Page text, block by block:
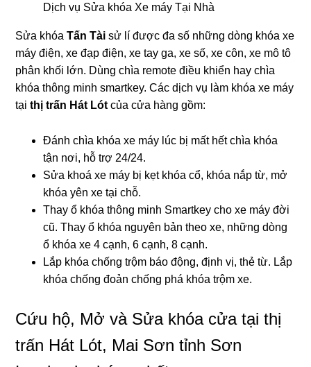
Dịch vụ Sửa khóa Xe máy Tại Nhà
Sửa khóaTấn Tài sử lí được đa số những dòng khóa xe
máy điện, xe đạp điện, xe tay ga, xe số, xe côn, xe mô tô
phân khối lớn. Dùng chìa remote điều khiển hay chìa
khóa thông minh smartkey. Các dịch vụ làm khóa xe máy
tạithị trấn Hát Lótcủa cửa hàng gồm:
Đánh chìa khóa xe máy lúc bị mất hết chìa khóa
tận nơi, hỗ trợ 24/24.
Sửa khoá xe máy bị kẹt khóa cổ, khóa nắp từ, mở
khóa yên xe tại chỗ.
Thay ổ khóa thông minh Smartkey cho xe máy đời
cũ. Thay ổ khóa nguyên bản theo xe, những dòng
ổ khóa xe 4 cạnh, 6 cạnh, 8 cạnh.
Lắp khóa chống trộm báo động, định vị, thẻ từ. Lắp
khóa chống đoản chống phá khóa trộm xe.
Cứu hộ, Mở và Sửa khóa cửa tại thị
trấn Hát Lót, Mai Sơn tỉnh Sơn